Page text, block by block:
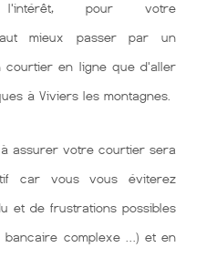
l'intérêt, pour votre
mieux passer par un
courtier en ligne que d'aller
à Viviers les montagnes.
assurer votre courtier sera
car vous vous éviterez
et de frustrations possibles
bancaire complexe …) et en